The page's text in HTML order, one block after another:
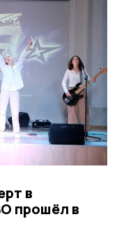
в
прошёл в